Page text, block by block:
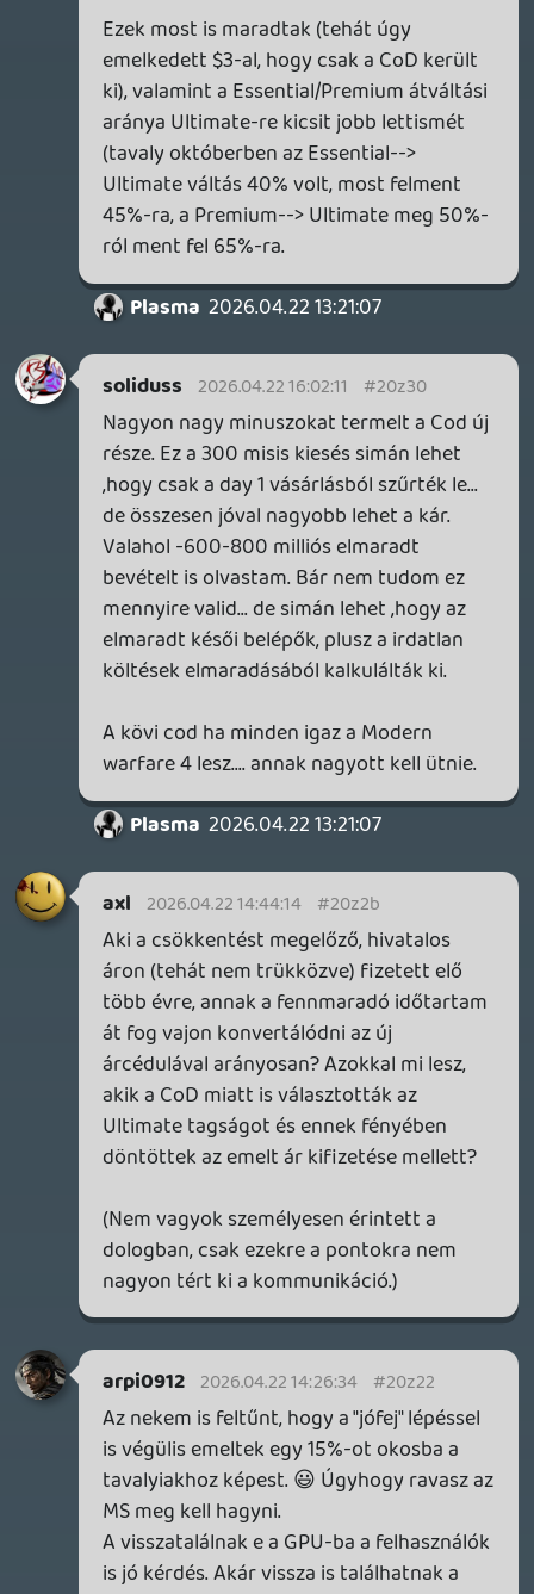
Kérdés lesz e több ilyen lépés a jövőben?
Bár a többi cím közel se akkora fejőstehén
mint a CoD de ki tudja, az MS-nél bármi
lehet ezt lassan megszokjuk.
Plasma 2026.04.22 13:21:07
Plasma 2026.04.22 13:21:07 #20z1o
Itt az egész folyamatot kell nézni.
lépésben, ami sokaknál kiverte a
biztosétokat, és lemondták a szolgáltatást
CoD első nap bekerült.
eladhassák külön, és amúgy ha azt nézzük,
a 20 dollárból még így is sikerült egy 15%-
os emelést összehozni (23 USD) minusz a
CoD.
Szóval ha a nagy képet nézi az ember, az
MS megint hülyére akarja venni a
felhasználóít, gyakorlatilag úgy emel árat,
hogy csökkenti a szolgáltatás értékét. Erre
mondom, majd kiderül, hogy
visszatalálnak-e a gamerek a GPU-ba az
"árcsökkentés" okán, de ha bejön ez a
nyerni a Microsoft.
arpi0912 2026.04.22 11:23:39
Necroman Mk2 2026.04.22 12:59:26 #20z1l
CoD játék premierkor nem lesz része a GP-
nek, viszont extra jutalom (XP boost,
ajándék skin, lootbox, stb.) jár a játékban,
ha éppen előfizető vagy.
arpi0912 2026.04.22 11:23:39 #20z17
Lehet elmérték, hogy hányan szállnak ki a
buliból magasabb áron, bár erről semmi
hogy annyira megcsappant volna a
felhasználóbázis.
miatt emeltek múltkor ekkorát nem?
Pedig most mintha ez lenne a csökkentés
alapja úgy érződik.
Ha belegondolok abba, hogy mennyibe
kerülhetett akár csak a tavalyi évben vagy
korábban GP-be rakott játékok(THPS 3-
4,Cod,Awoved,SoM,Indy, stb) fejlesztése
racionális volt a szolgáltatás árának
emelése. Figyelembe véve hogy hány éve
kommunikálja minden cég, hogy mennyire
megnövekedtek a játékfejlesztési
költségek.
Plasma 2026.04.22 09:54:55
Necroman Mk2 2026.04.22 11:21:01 #20z16